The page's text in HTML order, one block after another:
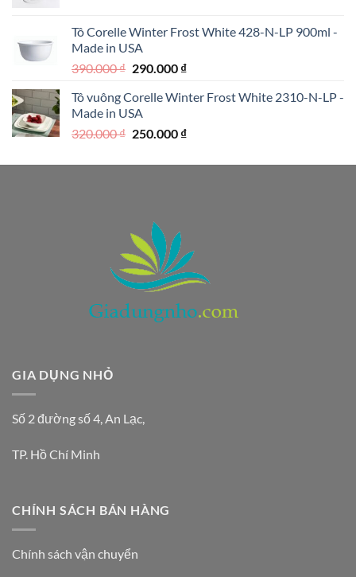
1.990.000 ₫.là:
Tô Corelle Winter Frost White 428-N-LP 900ml -
Made in USA
390.000₫ Giá
là:
390.000 ₫.
290.000 ₫Giá
tại
290.000 ₫.
Tô vuông Corelle Winter Frost White 2310-N-LP -
Made in USA
320.000₫ Giá
là:
250.000 ₫Giá
tại
GIA DỤNG NHỎ
Số 2 đường số 4, An Lạc,
TP. Hồ Chí Minh
CHÍNH SÁCH BÁN HÀNG
Chính sách vận chuyển